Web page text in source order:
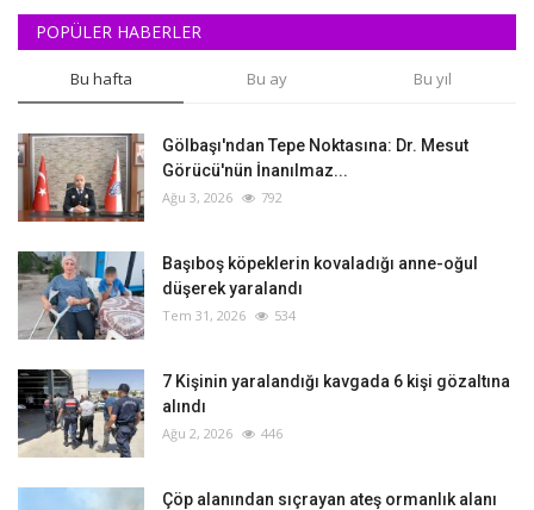
POPÜLER HABERLER
Bu hafta Bu ay Bu yıl
Gölbaşı'ndan Tepe Noktasına: Dr. Mesut
Görücü'nün İnanılmaz...
Ağu 3, 2026 792
Başıboş köpeklerin kovaladığı anne-oğul
düşerek yaralandı
Tem 31, 2026 534
‎7 Kişinin yaralandığı kavgada 6 kişi gözaltına
alındı
Ağu 2, 2026 446
Çöp alanından sıçrayan ateş ormanlık alanı